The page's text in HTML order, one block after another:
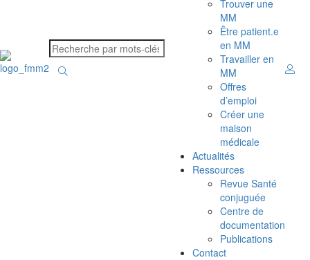
Trouver une
MM
Être patient.e
en MM
Travailler en
MM
Offres
d’emploi
Créer une
maison
médicale
Actualités
Ressources
Revue Santé
conjuguée
Centre de
documentation
Publications
Contact